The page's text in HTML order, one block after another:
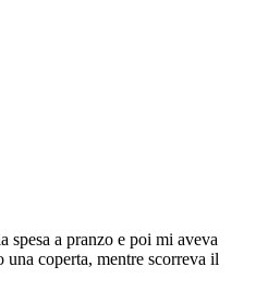
spesa a pranzo e poi mi aveva
coperta, mentre scorreva il